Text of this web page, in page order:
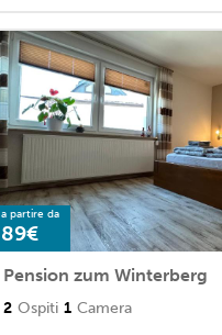
a partire da
89€
Pension zum Winterberg
2 Ospiti 1 Camera